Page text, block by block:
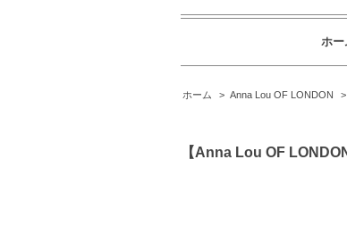
ホー
ホーム > Anna Lou OF LONDON >
【Anna Lou OF